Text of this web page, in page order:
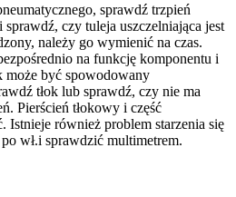
sprawdź trzpień
czy tuleja uszczelniająca jest
należy go wymienić na czas.
na funkcję komponentu i
być spowodowany
tłok lub sprawdź, czy nie ma
Pierścień tłokowy i część
Istnieje również problem starzenia się
wł.i sprawdzić multimetrem.